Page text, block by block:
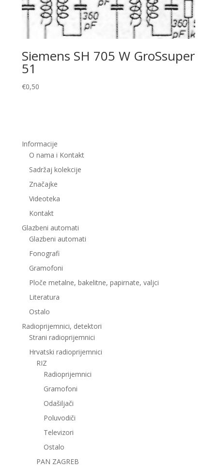
Siemens SH 705 W GroSsuper
51
€0,50
Informacije
O nama i Kontakt
Sadržaj kolekcije
Značajke
Videoteka
Kontakt
Glazbeni automati
Glazbeni automati
Fonografi
Gramofoni
Ploče metalne, bakelitne, papirnate, valjci
Literatura
Ostalo
Radioprijemnici, detektori
Strani radioprijemnici
Hrvatski radioprijemnici
RIZ
Radioprijemnici
Gramofoni
Odašiljači
Poluvodiči
Televizori
Ostalo
PAN ZAGREB